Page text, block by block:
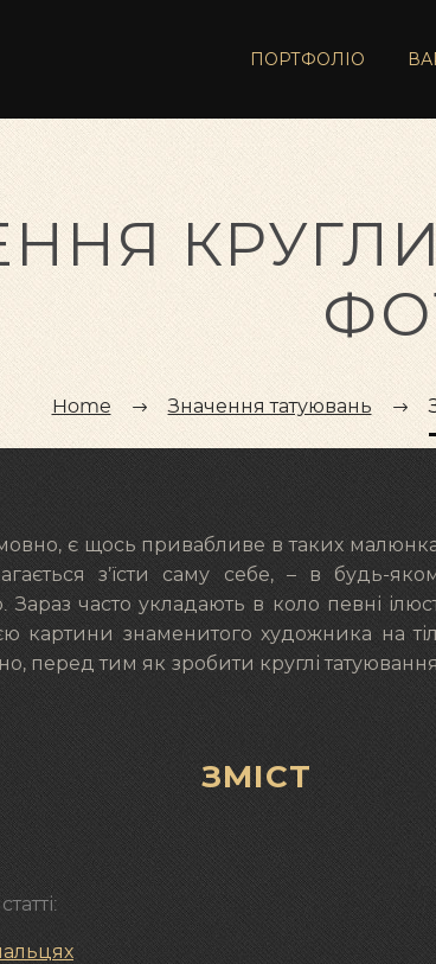
ПОРТФОЛІО
Home Значення татуювань
є щось привабливе в таких
з’їсти саму себе, – в будь-
часто укладають в коло певні
картини знаменитого художника на
перед тим як зробити круглі
ЗМІСТ